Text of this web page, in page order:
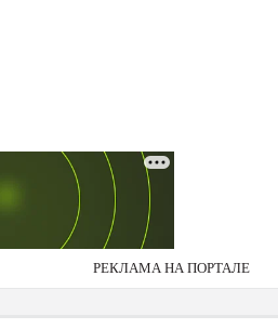
РЕКЛАМА НА ПОРТАЛЕ